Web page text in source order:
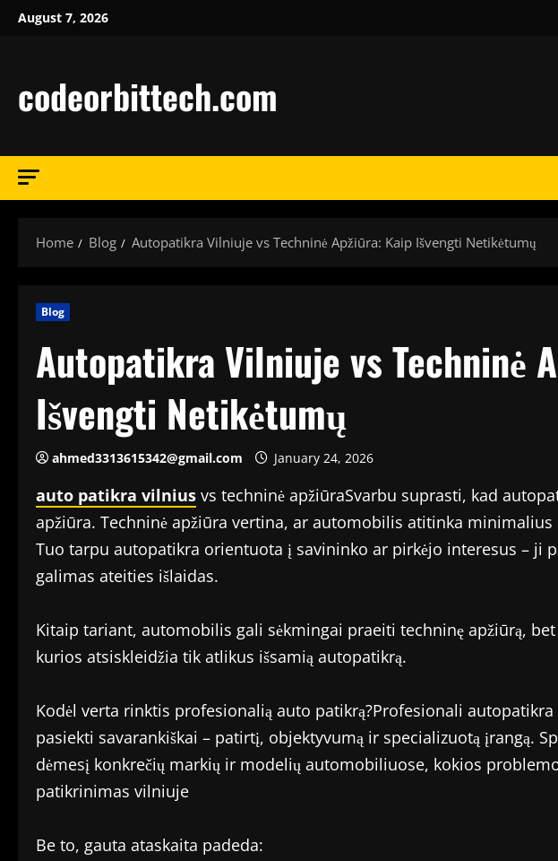
SkipAugust 7, 2026
codeorbittech.com
Home Blog Autopatikra Vilniuje vs Techninė Apžiūra: Kaip Išvengti Netikėtumų
Blog
Autopatikra Vilniuje vs Techninė
Išvengti Netikėtumų
ahmed3313615342@gmail.com January 24, 2026
auto patikra vilnius vs techninė apžiūraSvarbu suprasti, kad
apžiūra. Techninė apžiūra vertina, ar automobilis atitinka
Tuo tarpu autopatikra orientuota į savininko ar pirkėjo interesus – ji
galimas ateities išlaidas.
Kitaip tariant, automobilis gali sėkmingai praeiti techninę apžiūrą,
kurios atsiskleidžia tik atlikus išsamią autopatikrą.
Kodėl verta rinktis profesionalią auto patikrą?Profesionali
pasiekti savarankiškai – patirtį, objektyvumą ir specializuotą įrangą.
dėmesį konkrečių markių ir modelių automobiliuose, kokios
patikrinimas vilniuje
Be to, gauta ataskaita padeda: